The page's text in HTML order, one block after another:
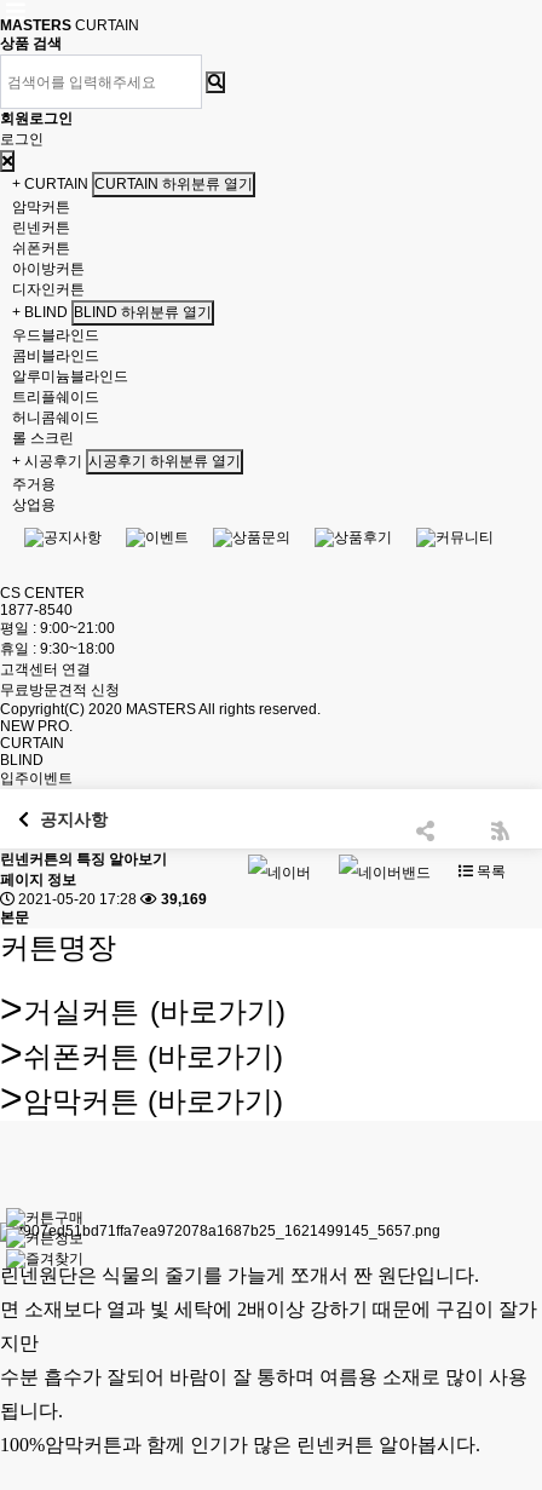
MASTERS CURTAIN
상품 검색
회원로그인
로그인
+ CURTAIN CURTAIN 하위분류 열기
암막커튼
린넨커튼
쉬폰커튼
아이방커튼
디자인커튼
+ BLIND BLIND 하위분류 열기
우드블라인드
콤비블라인드
알루미늄블라인드
트리플쉐이드
허니콤쉐이드
롤 스크린
+ 시공후기 시공후기 하위분류 열기
주거용
상업용
CS CENTER
1877-8540
평일 : 9:00~21:00
휴일 : 9:30~18:00
고객센터 연결
무료방문견적 신청
Copyright(C) 2020 MASTERSAll rights reserved.
NEW PRO.
CURTAIN
BLIND
입주이벤트
공지사항
목록
린넨커튼의 특징 알아보기
페이지 정보
2021-05-20 17:28
39,169
본문
커튼명장
>거실커튼 (바로가기)
>쉬폰커튼 (바로가기)
>암막커튼 (바로가기)
린넨원단은 식물의 줄기를 가늘게 쪼개서 짠 원단입니다.
면 소재보다 열과 빛 세탁에 2배이상 강하기 때문에 구김이 잘가
지만
수분 흡수가 잘되어 바람이 잘 통하며 여름용 소재로 많이 사용
됩니다.
100%암막커튼과 함께 인기가 많은 린넨커튼 알아봅시다.